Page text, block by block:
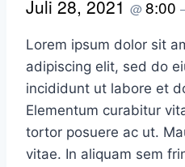
Juli 28, 2021 @8:00
Lorem ipsum dolor sit
adipiscing elit, sed do
incididunt ut labore et
Elementum curabitur
tortor posuere ac ut.
vitae. In aliquam sem